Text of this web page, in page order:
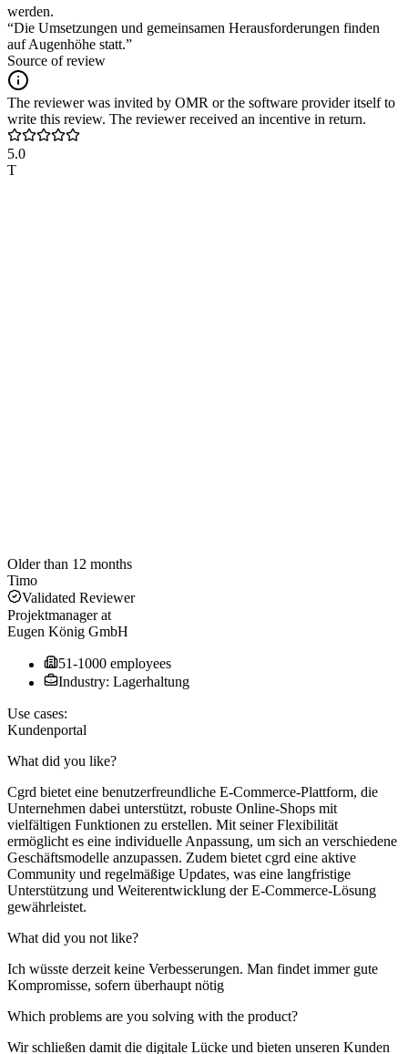
werden.
“Die Umsetzungen und gemeinsamen Herausforderungen finden
auf Augenhöhe statt.”
Source of review
The reviewer was invited by OMR or the software provider itself to
write this review. The reviewer received an incentive in return.
5.0
T
Older than 12 months
Timo
Validated Reviewer
Projektmanagerat
Eugen König GmbH
51-1000 employees
Industry: Lagerhaltung
Use cases:
Kundenportal
What did you like?
Cgrd bietet eine benutzerfreundliche E-Commerce-Plattform, die
Unternehmen dabei unterstützt, robuste Online-Shops mit
vielfältigen Funktionen zu erstellen. Mit seiner Flexibilität
ermöglicht es eine individuelle Anpassung, um sich an verschiedene
Geschäftsmodelle anzupassen. Zudem bietet cgrd eine aktive
Community und regelmäßige Updates, was eine langfristige
Unterstützung und Weiterentwicklung der E-Commerce-Lösung
gewährleistet.
What did you not like?
Ich wüsste derzeit keine Verbesserungen. Man findet immer gute
Kompromisse, sofern überhaupt nötig
Which problems are you solving with the product?
Wir schließen damit die digitale Lücke und bieten unseren Kunden